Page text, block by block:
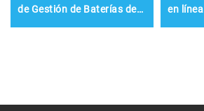
de Gestión de Baterías de
en línea